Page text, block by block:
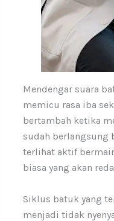
Mendengar suara
memicu rasa iba
bertambah ketika
sudah berlangsung
terlihat aktif
biasa yang akan
Siklus batuk yang
menjadi tidak